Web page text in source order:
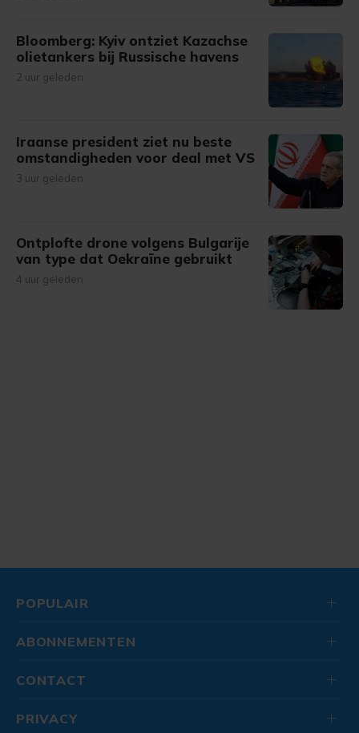
Bloomberg: Kyiv ontziet Kazachse
olietankers bij Russische havens
2 uur geleden
Iraanse president ziet nu beste
omstandigheden voor deal met VS
3 uur geleden
Ontplofte drone volgens Bulgarije
van type dat Oekraïne gebruikt
4 uur geleden
POPULAIR
ABONNEMENTEN
CONTACT
PRIVACY